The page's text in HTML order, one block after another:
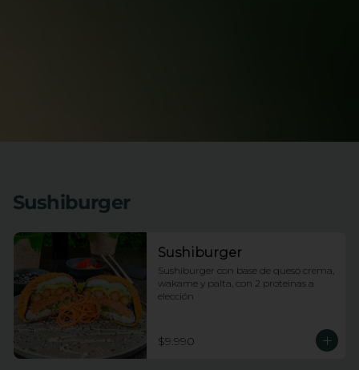
Sushiburger
Sushiburger
Sushiburger con base de queso crema,
wakame y palta, con 2 proteinas a
elección
$9.990